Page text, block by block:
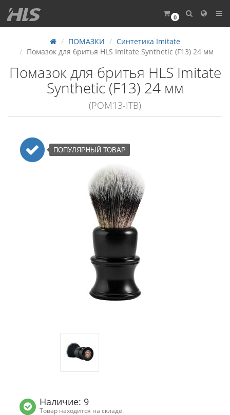
0
ПОМАЗКИ
Синтетика Imitate
Помазок для бритья HLS Imitate Synthetic (F13) 24 мм
Помазок для бритья HLS Imitate
Synthetic (F13) 24 мм
(POM13-ITB)
ПОПУЛЯРНЫЙ ТОВАР
Наличие: 9
Товар находится на складе.